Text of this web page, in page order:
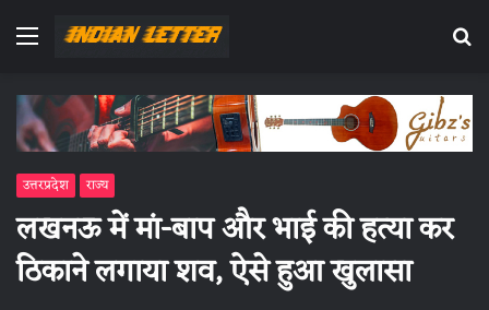
Menu
उत्तरप्रदेश राज्य
लखनऊ में मां-बाप और भाई की हत्‍या कर
ठ‍िकाने लगाया शव, ऐसे हुआ खुलासा